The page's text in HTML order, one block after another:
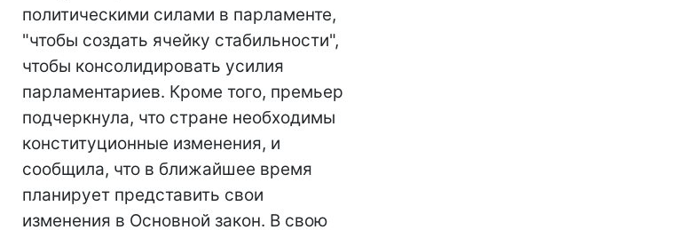
политическими силами в парламенте,
"чтобы создать ячейку стабильности",
чтобы консолидировать усилия
парламентариев. Кроме того, премьер
подчеркнула, что стране необходимы
конституционные изменения, и
сообщила, что в ближайшее время
планирует представить свои
изменения в Основной закон. В свою